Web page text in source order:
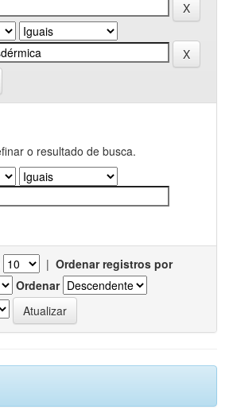
o resultado de busca.
| Ordenar registros por
Ordenar